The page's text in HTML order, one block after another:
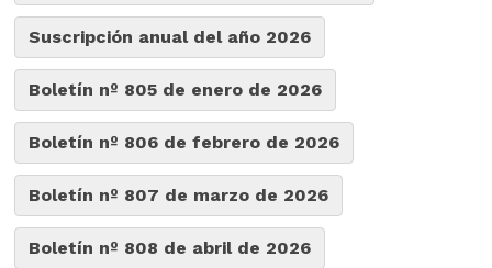
Suscripción anual del año 2026
Boletín nº 805 de enero de 2026
Boletín nº 806 de febrero de 2026
Boletín nº 807 de marzo de 2026
Boletín nº 808 de abril de 2026